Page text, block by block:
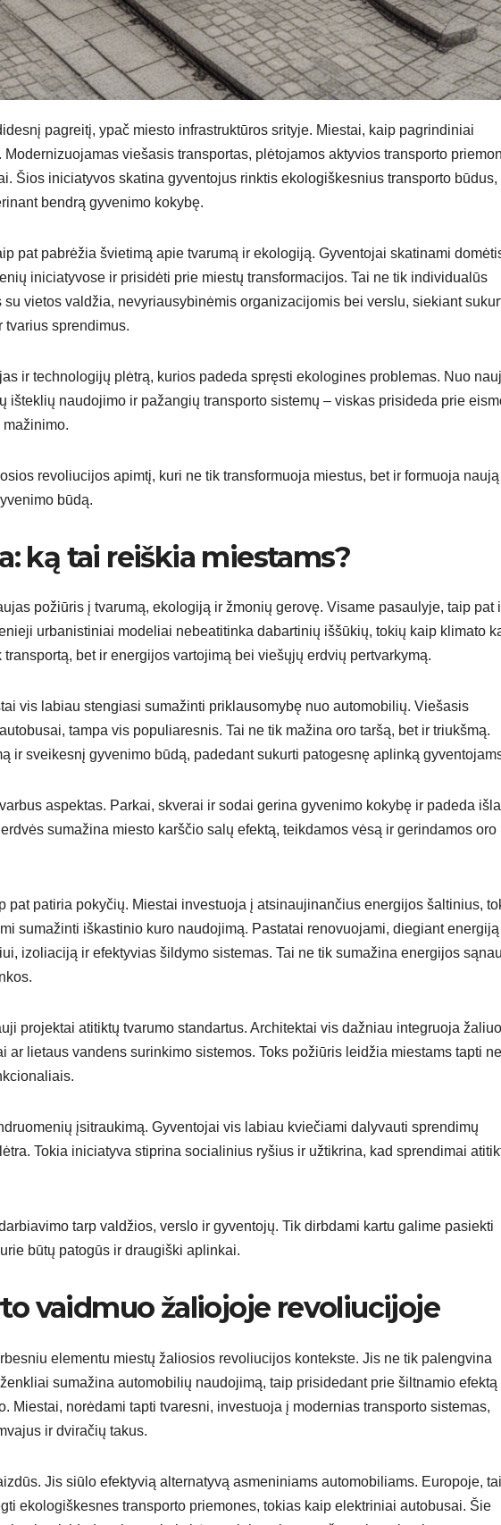
pagreitį, ypač miesto infrastruktūros srityje. Miestai, kaip pagrindiniai
viešasis transportas, plėtojamos aktyvios transporto
Šios iniciatyvos skatina gyventojus rinktis ekologiškesnius transporto būdus,
bendrą gyvenimo kokybę.
pat pabrėžia švietimą apie tvarumą ir ekologiją. Gyventojai skatinami
iniciatyvose ir prisidėti prie miestų transformacijos. Tai ne tik individualūs
vietos valdžia, nevyriausybinėmis organizacijomis bei verslu, siekiant
sprendimus.
ir technologijų plėtrą, kurios padeda spręsti ekologines problemas. Nuo
išteklių naudojimo ir pažangių transporto sistemų – viskas prisideda prie
revoliucijos apimtį, kuri ne tik transformuoja miestus, bet ir formuoja naują
būdą.
ką tai reiškia miestams?
požiūris į tvarumą, ekologiją ir žmonių gerovę. Visame pasaulyje, taip pat
urbanistiniai modeliai nebeatitinka dabartinių iššūkių, tokių kaip klimato
bet ir energijos vartojimą bei viešųjų erdvių pertvarkymą.
vis labiau stengiasi sumažinti priklausomybę nuo automobilių. Viešasis
tampa vis populiaresnis. Tai ne tik mažina oro taršą, bet ir triukšmą.
ir sveikesnį gyvenimo būdą, padedant sukurti patogesnę aplinką
aspektas. Parkai, skverai ir sodai gerina gyvenimo kokybę ir padeda
sumažina miesto karščio salų efektą, teikdamos vėsą ir gerindamos oro
pat patiria pokyčių. Miestai investuoja į atsinaujinančius energijos šaltinius,
sumažinti iškastinio kuro naudojimą. Pastatai renovuojami, diegiant energiją
izoliaciją ir efektyvias šildymo sistemas. Tai ne tik sumažina energijos
projektai atitiktų tvarumo standartus. Architektai vis dažniau integruoja
ar lietaus vandens surinkimo sistemos. Toks požiūris leidžia miestams tapti
įsitraukimą. Gyventojai vis labiau kviečiami dalyvauti sprendimų
Tokia iniciatyva stiprina socialinius ryšius ir užtikrina, kad sprendimai
tarp valdžios, verslo ir gyventojų. Tik dirbdami kartu galime pasiekti
būtų patogūs ir draugiški aplinkai.
vaidmuo žaliojoje revoliucijoje
elementu miestų žaliosios revoliucijos kontekste. Jis ne tik palengvina
sumažina automobilių naudojimą, taip prisidedant prie šiltnamio efektą
Miestai, norėdami tapti tvaresni, investuoja į modernias transporto sistemas,
ir dviračių takus.
Jis siūlo efektyvią alternatyvą asmeniniams automobiliams. Europoje,
ekologiškesnes transporto priemones, tokias kaip elektriniai autobusai. Šie